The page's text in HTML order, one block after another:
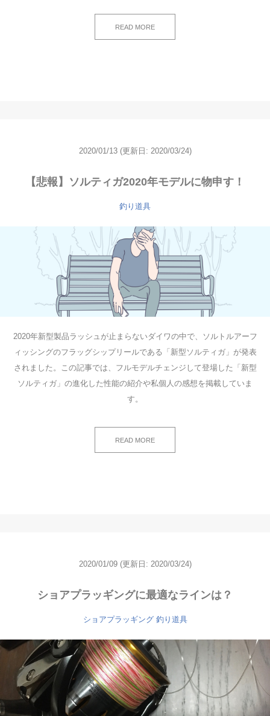
READ MORE
2020/01/13 (更新日: 2020/03/24)
【悲報】ソルティガ2020年モデルに物申す！
釣り道具
2020年新型製品ラッシュが止まらないダイワの中で、ソルトルアーフ
ィッシングのフラッグシップリールである「新型ソルティガ」が発表
されました。この記事では、フルモデルチェンジして登場した「新型
ソルティガ」の進化した性能の紹介や私個人の感想を掲載していま
す。
READ MORE
2020/01/09 (更新日: 2020/03/24)
ショアプラッギングに最適なラインは？
ショアプラッギング 釣り道具